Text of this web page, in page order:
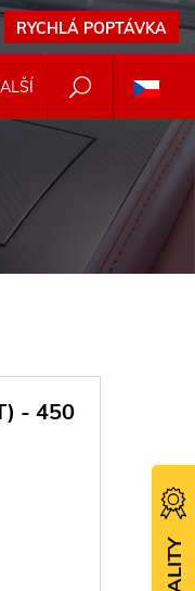
RYCHLÁ POPTÁVKA
- 450